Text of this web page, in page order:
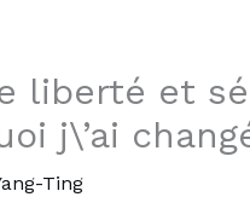
liberté et
j\’ai
Ting